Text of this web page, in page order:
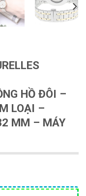
HỒ ĐÔI –
LOẠI –
MM – MÁY